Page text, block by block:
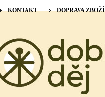
KONTAKT DOPRAVA ZBOŽÍ